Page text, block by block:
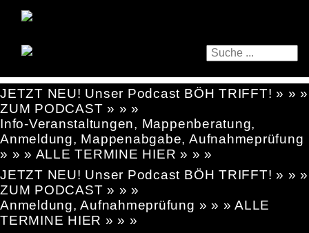
JETZT NEU! Unser Podcast BÖH TRIFFT! » » »
ZUM PODCAST » » »
Info-Veranstaltungen, Mappenberatung,
Anmeldung, Mappenabgabe, Aufnahmeprüfung
» » » ALLE TERMINE HIER » » »
JETZT NEU! Unser Podcast BÖH TRIFFT! » » »
ZUM PODCAST » » »
Anmeldung, Aufnahmeprüfung » » » ALLE
TERMINE HIER » » »